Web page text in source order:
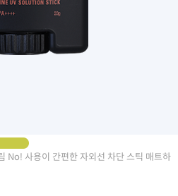
No! 사용이 간편한 자외선 차단 스틱 매트하